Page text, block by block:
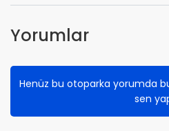
Yorumlar
Henüz bu otoparka yorumda
sen